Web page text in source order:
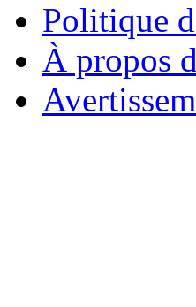
Politique
À propos